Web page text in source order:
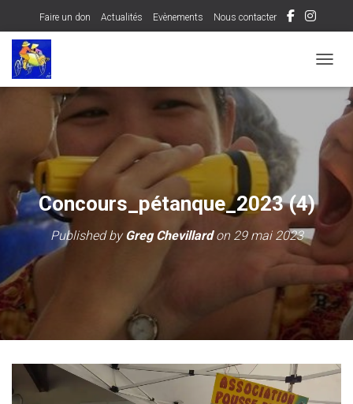
Faire un don Actualités Evènements Nous contacter
Concours_pétanque_2023 (4)
Published byGreg Chevillardon 29 mai 2023